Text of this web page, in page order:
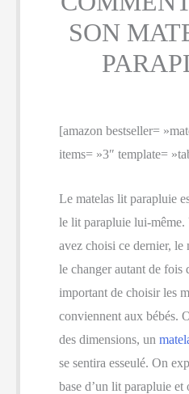
SON
[amazon bestseller=
items= »3″ template=
Le matelas lit parapluie
le lit parapluie lui-
avez choisi ce dernier, le
le changer autant de fois
important de choisir les
conviennent aux bébés.
des dimensions, un
se sentira esseulé. On
base d’un lit parapluie et